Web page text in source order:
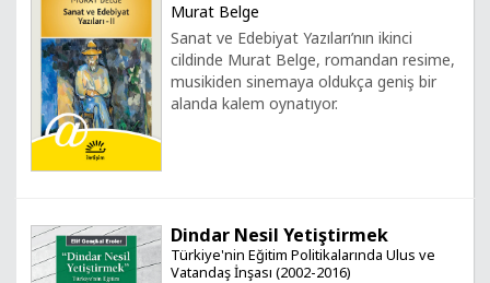
Murat Belge
Sanat ve Edebiyat Yazıları’nın ikinci
cildinde Murat Belge, romandan resime,
musikiden sinemaya oldukça geniş bir
alanda kalem oynatıyor.
Dindar Nesil Yetiştirmek
Türkiye'nin Eğitim Politikalarında Ulus ve
Vatandaş İnşası (2002-2016)